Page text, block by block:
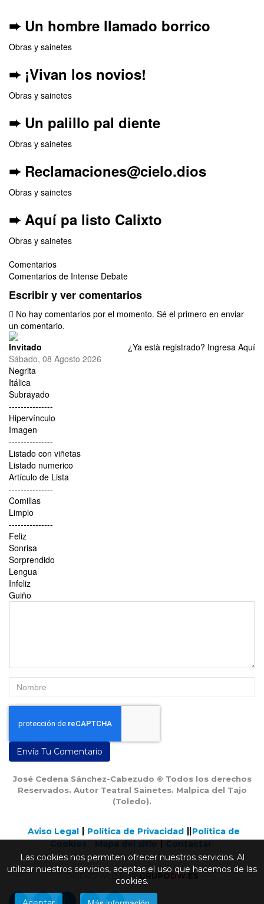
➨ Un hombre llamado borrico
Obras y sainetes
➨ ¡Vivan los novios!
Obras y sainetes
➨ Un palillo pal diente
Obras y sainetes
➨ Reclamaciones@cielo.dios
Obras y sainetes
➨ Aquí pa listo Calixto
Obras y sainetes
Comentarios
Comentarios de Intense Debate
Escribir y ver comentarios
No hay comentarios por el momento. Sé el primero en enviar
un comentario.
¿Ya està registrado? Ingresa Aquí
Invitado
Sábado, 08 Agosto 2026
Negrita
Itálica
Subrayado
---------------
Hipervínculo
Imagen
---------------
Listado con viñetas
Listado numerico
Artículo de Lista
---------------
Comillas
Limpio
---------------
Feliz
Sonrisa
Sorprendido
Lengua
Infeliz
Guiño
Envía Tu Comentario
José Cedena Sánchez-Cabezudo © Todos los derechos
Reservados. Autor Teatral Sainetes. Malpica del Tajo
(Toledo).
Aviso Legal Política de Privacidad
Política de
Cookies
Mapa del sitio Contactar
DISEÑO WEB POR GRUPODW.ES
Las cookies nos permiten ofrecer nuestros servicios. Al
utilizar nuestros servicios, aceptas el uso que hacemos de las
cookies.